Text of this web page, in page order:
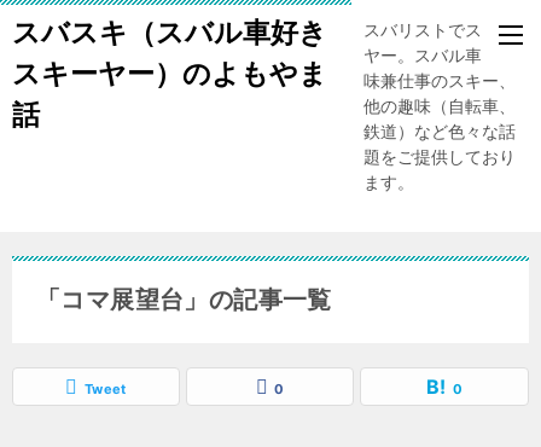
スバスキ（スバル車好き
スキーヤー）のよもやま
話
スバリストでスキー
ヤー。スバル車、趣
味兼仕事のスキー、
他の趣味（自転車、
鉄道）など色々な話
題をご提供しており
ます。
「コマ展望台」の記事一覧
Tweet 0 0